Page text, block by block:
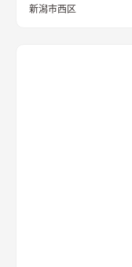
りは家事のしやすさ
新潟市西区